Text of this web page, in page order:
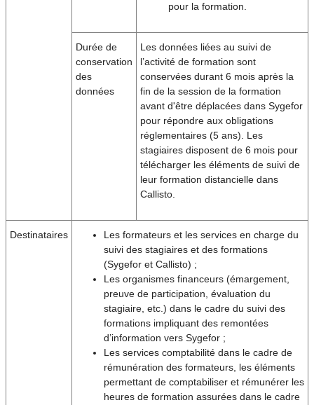
pour la formation.
Durée de
conservation
des
données
Les données liées au suivi de
l’activité de formation sont
conservées durant 6 mois après la
fin de la session de la formation
avant d'être déplacées dans Sygefor
pour répondre aux obligations
réglementaires (5 ans). Les
stagiaires disposent de 6 mois pour
télécharger les éléments de suivi de
leur formation distancielle dans
Callisto.
Destinataires
Les formateurs et les services en charge du
suivi des stagiaires et des formations
(Sygefor et Callisto) ;
Les organismes financeurs (émargement,
preuve de participation, évaluation du
stagiaire, etc.) dans le cadre du suivi des
formations impliquant des remontées
d’information vers Sygefor ;
Les services comptabilité dans le cadre de
rémunération des formateurs, les éléments
permettant de comptabiliser et rémunérer les
heures de formation assurées dans le cadre